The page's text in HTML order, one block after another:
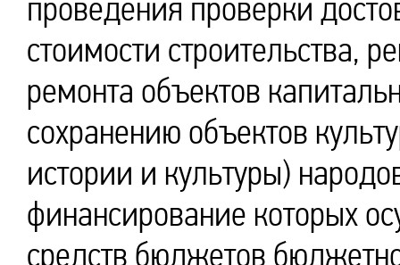
проведения проверки
стоимости строительства,
ремонта объектов
сохранению объектов
истории и культуры)
финансирование которых
средств бюджетов